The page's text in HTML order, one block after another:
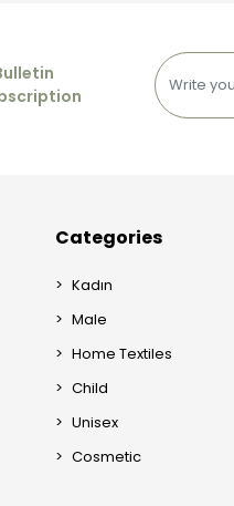
Categories
Kadın
Male
Home Textiles
Child
Unisex
Cosmetic